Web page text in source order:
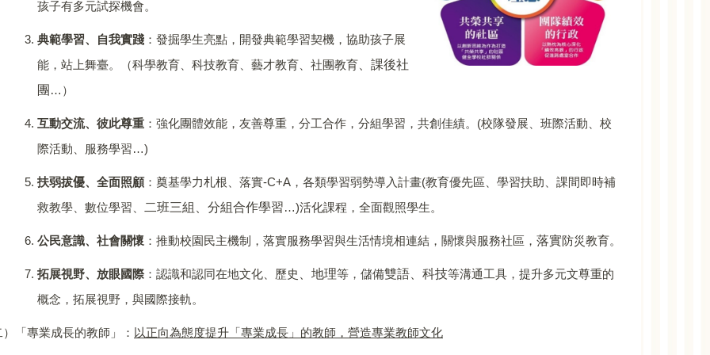
孩子有多元試探機會。
典範學習、自我實踐 ：發掘學生亮點，開發典範學習契機，協助孩子展
能，站上舞臺。（科學教育、科技教育、藝才教育、社團教育、課後社
團 … ）
互動交流、彼此尊重 ：強化團體效能，友善尊重，分工合作，分組學習，共創佳績。 (校隊發展、班際活動、校
際活動、服務學習…)
扶弱拔優、全面照顧 ：奠基學力札根、落實-C+A ，各類學習弱勢導入計畫(教育優先區、學習扶助、課間即時補
救教學、數位學習、 二班三組、分組合作學習…)活化課程，全面觀照學生。
公民意識、社會關懷 ：推動校園民主機制，落實服務學習與生活情境相連結，關懷與服務社區， 落實防災教育。
拓展視野、放眼國際 ：認識和認同在地文化、歷史 、地理等，儲備雙語、科技等溝通工具，提升多元文尊重的
概念，拓展視野，與國際接軌。
「專業成長的教師」： 以正向為態度提升「專業成長」的教師，營造專業教師文化